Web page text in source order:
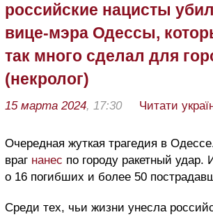
российские нацисты
вице-мэра Одессы,
так много сделал для
(некролог)
15 марта 2024, 17:30 Читати
Очередная жуткая трагедия в
враг нанес по городу ракетный удар.
о 16 погибших и более 50
Среди тех, чьи жизни унесла